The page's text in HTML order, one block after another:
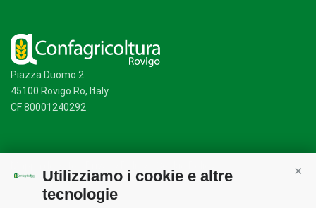
Utilizziamo i cookie e altre
tecnologie
Piazza Duomo 2
45100 Rovigo Ro, Italy
CF 80001240292